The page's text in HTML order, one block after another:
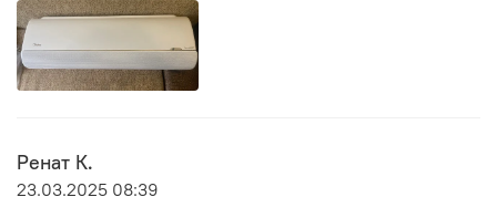
Ренат К.
23.03.2025 08:39